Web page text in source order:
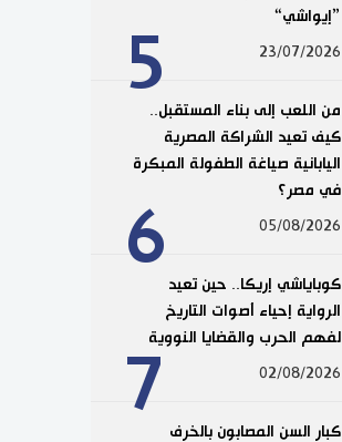
5
”إيواشي“
23/07/2026
6
من اللعب إلى بناء المستقبل..
كيف تعيد الشراكة المصرية
اليابانية صياغة الطفولة المبكرة
في مصر؟
05/08/2026
7
كوباياشي إريكا.. حين تعيد
الرواية إحياء أصوات التاريخ
لفهم الحرب والقضايا النووية
02/08/2026
كبار السن المصابون بالخرف